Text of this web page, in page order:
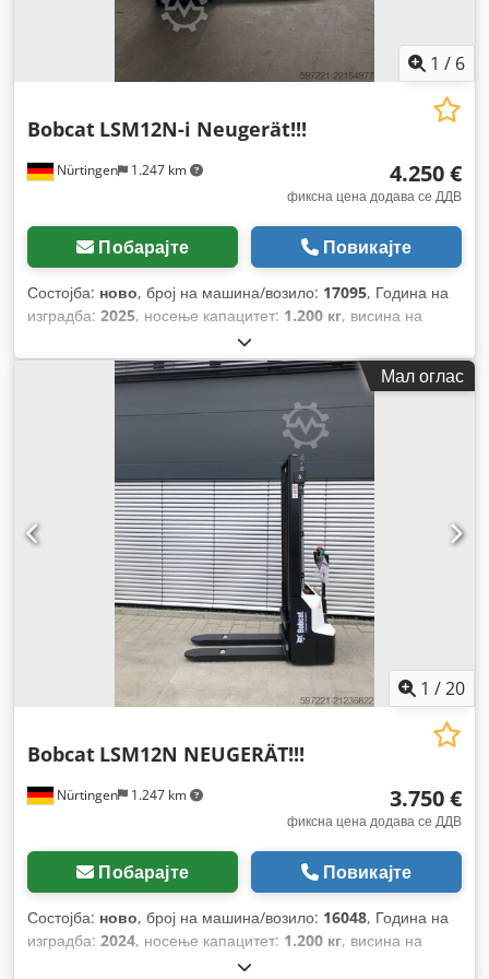
1 / 6
Nürtingen 1.247 km
Bobcat LSM12N-i Neugerät!!!
4.250 €
фиксна цена додава се ДДВ
Побарајте Повикајте
Состојба: ново, број на машина/возило: 17095, Година на
изградба: 2025, носење капацитет: 1.200 кг, висина на
, центар на товарот:
гориво:електричен, тип на јарбол:симплекс, градежна
1.970 мм, напон на батеријата: 24 V, должина на
, вкупна тежина:665 кг,
Мал оглас
1 /20
Nürtingen 1.247 km
Bobcat LSM12N NEUGERÄT!!!
3.750 €
фиксна цена додава се ДДВ
Побарајте Повикајте
Состојба: ново, број на машина/возило: 16048, Година на
изградба: 2024, носење капацитет: 1.200 кг, висина на
, центар на товарот: